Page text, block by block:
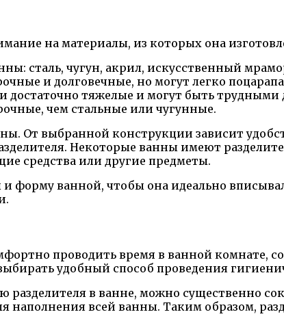
на материалы, из которых она
сталь, чугун, акрил, искусственный
и долговечные, но могут легко
достаточно тяжелые и могут быть
чем стальные или чугунные.
От выбранной конструкции зависит
Некоторые ванны имеют
средства или другие предметы.
форму ванной, чтобы она идеально
проводить время в ванной комнате,
удобный способ проведения
разделителя в ванне, можно существенно
наполнения всей ванны. Таким образом,